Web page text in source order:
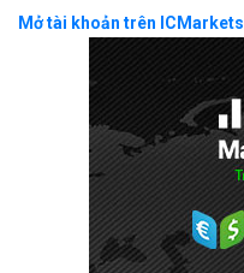
Mở tài khoản trên ICMarkets